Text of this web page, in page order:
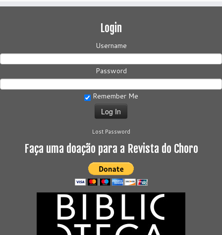
Login
Username
Password
Remember Me
Lost Password
Faça uma doação para a Revista do Choro